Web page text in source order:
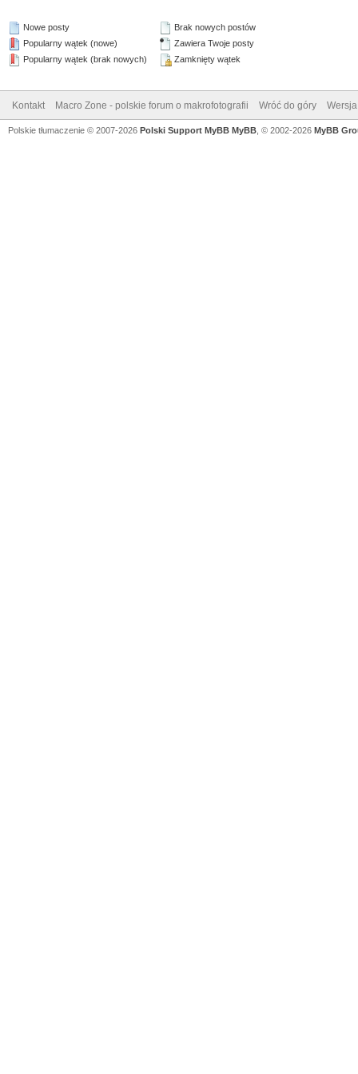
Nowe posty
Popularny wątek (nowe)
Popularny wątek (brak nowych)
Brak nowych postów
Zawiera Twoje posty
Zamknięty wątek
Kontakt Macro Zone - polskie forum o makrofotografii Wróć do góry
Polskie tłumaczenie © 2007-2026 Polski Support MyBB MyBB , © 2002-2026 MyBB